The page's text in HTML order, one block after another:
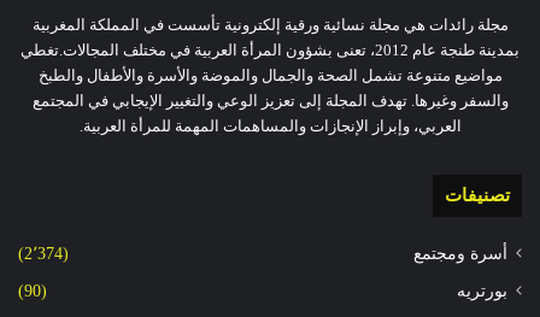
مجلة رائدات هي مجلة نسائية ورقية إلكترونية تأسست في المملكة المغربية
بمدينة طنجة عام 2012، تعنى بشؤون المرأة العربية في مختلف المجالات.تغطي
مواضيع متنوعة تشمل الصحة والجمال والموضة والأسرة والأطفال والطبخ
والسفر وغيرها. تهدف المجلة إلى تعزيز الوعي والتغيير الإيجابي في المجتمع
العربي، وإبراز الإنجازات والمساهمات المهمة للمرأة العربية.
تصنيفات
أسرة ومجتمع (2٬374)
بورتريه (90)